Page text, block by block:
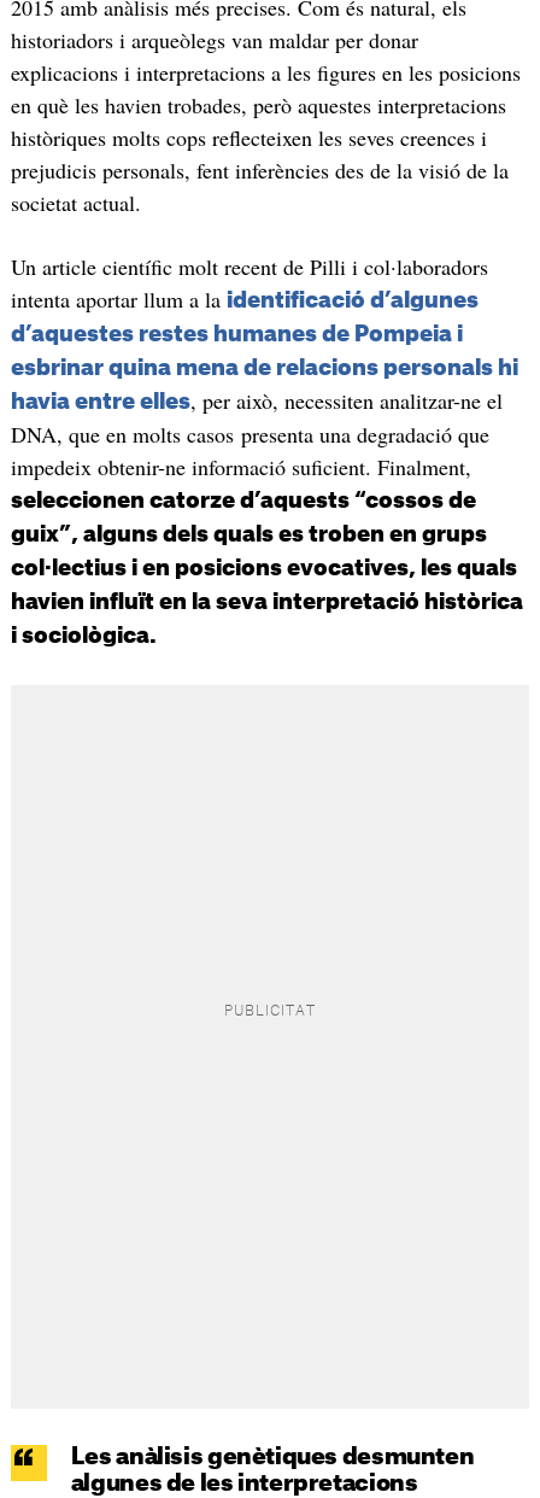
2015 amb anàlisis més precises. Com és natural, els
historiadors i arqueòlegs van maldar per donar
explicacions i interpretacions a les figures en les posicions
en què les havien trobades, però aquestes interpretacions
històriques molts cops reflecteixen les seves creences i
prejudicis personals, fent inferències des de la visió de la
societat actual.
Un article científic molt recent de Pilli i col·laboradors
intenta aportar llum a la identificació d’algunes
d’aquestes restes humanes de Pompeia i
esbrinar quina mena de relacions personals hi
havia entre elles, per això, necessiten analitzar-ne el
DNA, que en molts casos presenta una degradació que
impedeix obtenir-ne informació suficient. Finalment,
seleccionen catorze d’aquests “cossos de
guix”, alguns dels quals es troben en grups
col·lectius i en posicions evocatives, les quals
havien influït en la seva interpretació històrica
i sociològica.
Les anàlisis genètiques desmunten
algunes de les interpretacions